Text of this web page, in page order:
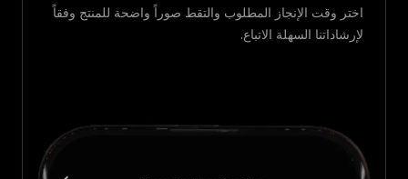
اختر وقت الإنجاز المطلوب والتقط صوراً واضحة للمنتج وفقاً
لإرشاداتنا السهلة الاتباع.